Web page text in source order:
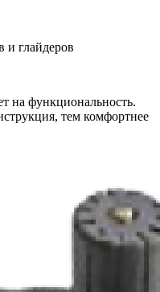
и глайдеров
на функциональность.
тем комфортнее